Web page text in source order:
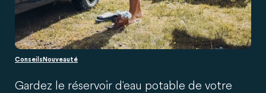
Conseils Nouveauté
Gardez le réservoir d'eau potable de votre